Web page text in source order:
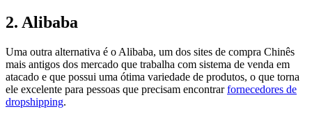
2. Alibaba
Uma outra alternativa é o Alibaba, um dos sites de compra Chinês
mais antigos dos mercado que trabalha com sistema de venda em
atacado e que possui uma ótima variedade de produtos, o que torna
ele excelente para pessoas que precisam encontrarfornecedores de
dropshipping.